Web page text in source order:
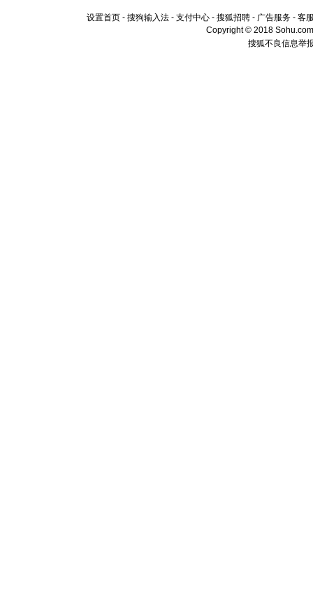
设置首页 - 搜狗输入法 - 支付中心 - 搜狐招聘 - 广告服务 - 客
Copyright © 2018
搜狐不良信息举